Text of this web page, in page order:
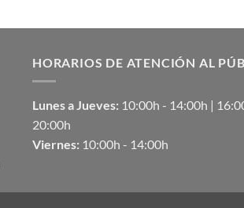
HORARIOS DE ATENCIÓN AL
Lunes a Jueves: 10:00h - 14:00h |
20:00h
Viernes: 10:00h - 14:00h